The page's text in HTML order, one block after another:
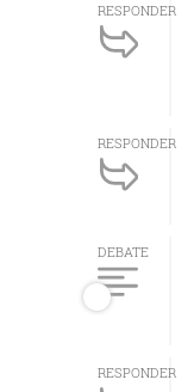
RESPONDER
RESPONDER
DEBATE
RESPONDER